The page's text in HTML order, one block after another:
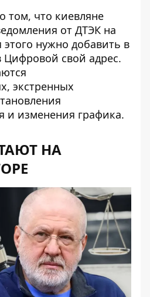
том, что киевляне
от ДТЭК на
нужно добавить в
свой адрес.
экстренных
и изменения графика.
НА